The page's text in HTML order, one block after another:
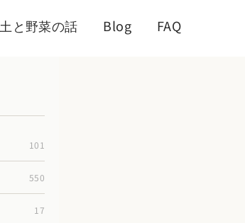
土と野菜の話 Blog FAQ
101
550
17